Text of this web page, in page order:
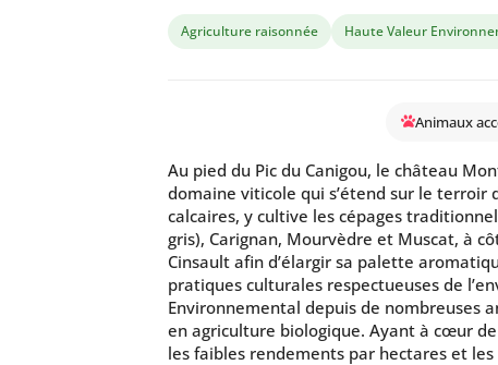
Agriculture raisonnée Haute Valeur
Animaux
Au pied du Pic du Canigou, le château
domaine viticole qui s’étend sur le terroir
calcaires, y cultive les cépages
gris), Carignan, Mourvèdre et Muscat, à
Cinsault afin d’élargir sa palette
pratiques culturales respectueuses de
Environnemental depuis de nombreuses
en agriculture biologique. Ayant à cœur
les faibles rendements par hectares et